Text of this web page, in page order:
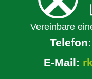
Vereinbare
Telefon:
E-Mail: